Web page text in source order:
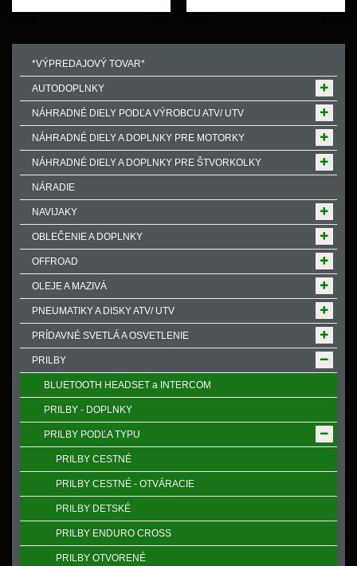
*VÝPREDAJOVÝ TOVAR*
AUTODOPLNKY
NÁHRADNÉ DIELY PODĽA VÝROBCU ATV/ UTV
NÁHRADNÉ DIELY A DOPLNKY PRE MOTORKY
NÁHRADNÉ DIELY A DOPLNKY PRE ŠTVORKOLKY
NÁRADIE
NAVIJAKY
OBLEČENIE A DOPLNKY
OFFROAD
OLEJE A MAZIVÁ
PNEUMATIKY A DISKY ATV/ UTV
PRÍDAVNÉ SVETLÁ A OSVETLENIE
PRILBY
BLUETOOTH HEADSET a INTERCOM
PRILBY - DOPLNKY
PRILBY PODĽA TYPU
PRILBY CESTNÉ
PRILBY CESTNÉ - OTVÁRACIE
PRILBY DETSKÉ
PRILBY ENDURO CROSS
PRILBY OTVORENÉ